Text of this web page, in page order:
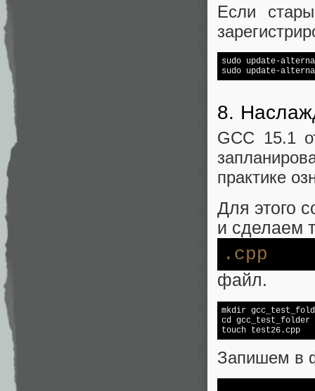
Если
sudo update-
sudo update-
8.
GCC 15.1
практике
Для этого
и сделаем
.cpp
файл.
mkdir gcc_ test
cd gcc_ test _folder
touch test26.cpp
Запишем в